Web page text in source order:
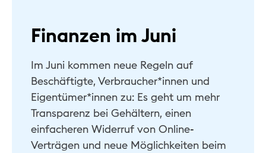
Finanzen im Juni
Im Juni kommen neue Regeln auf
Beschäftigte, Verbraucher*innen und
Eigentümer*innen zu: Es geht um mehr
Transparenz bei Gehältern, einen
einfacheren Widerruf von Online-
Verträgen und neue Möglichkeiten beim